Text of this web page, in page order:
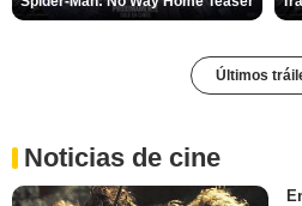
Últimos
Noticias de cine